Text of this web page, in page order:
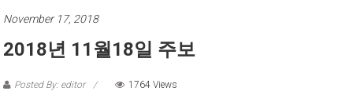
November 17, 2018
2018년 11월18일 주보
Posted By: editor 1764 Views